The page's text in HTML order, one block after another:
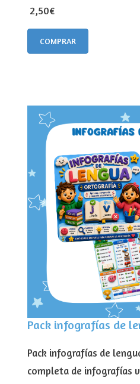
2,50€
COMPRAR
Pack infografías de
Pack infografías de
completa de infografías